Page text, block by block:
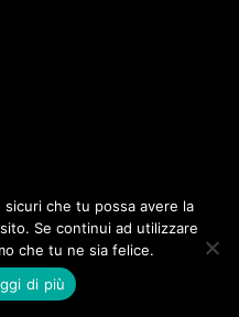
ADV |
che tu possa avere la
Se continui ad utilizzare
che tu ne sia felice.
di più